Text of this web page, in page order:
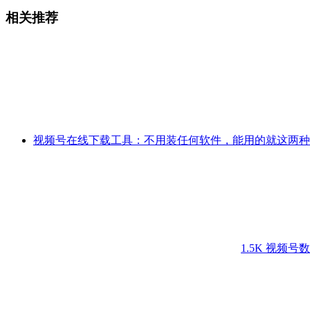
相关推荐
视频号在线下载工具：不用装任何软件，能用的就这两种
1.5K 视频号